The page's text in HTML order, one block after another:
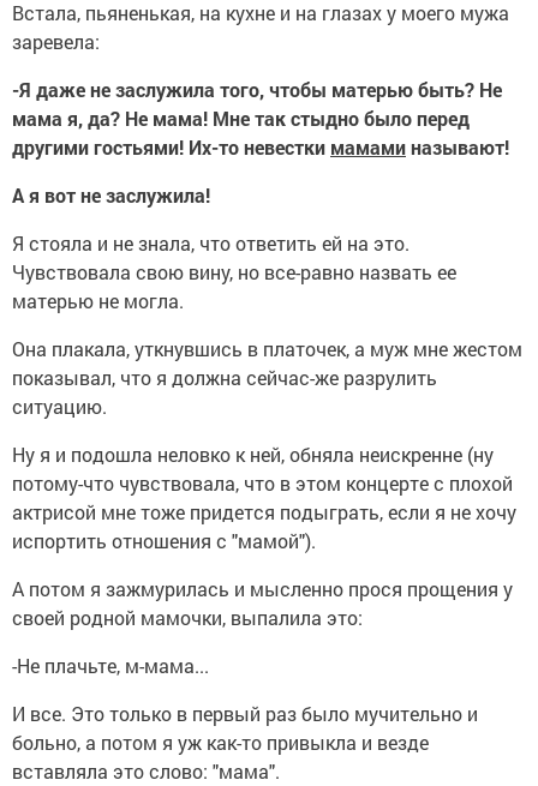
Встала, пьяненькая, на кухне и на глазах у моего мужа
заревела:
-Я даже не заслужила того, чтобы матерью быть? Не
мама я, да? Не мама! Мне так стыдно было перед
другими гостьями! Их-то невестки мамаминазывают!
А я вот не заслужила!
Я стояла и не знала, что ответить ей на это.
Чувствовала свою вину, но все-равно назвать ее
матерью не могла.
Она плакала, уткнувшись в платочек, а муж мне жестом
показывал, что я должна сейчас-же разрулить
ситуацию.
Ну я и подошла неловко к ней, обняла неискренне (ну
потому-что чувствовала, что в этом концерте с плохой
актрисой мне тоже придется подыграть, если я не хочу
испортить отношения с "мамой").
А потом я зажмурилась и мысленно прося прощения у
своей родной мамочки, выпалила это:
-Не плачьте, м-мама...
И все. Это только в первый раз было мучительно и
больно, а потом я уж как-то привыкла и везде
вставляла это слово: "мама".